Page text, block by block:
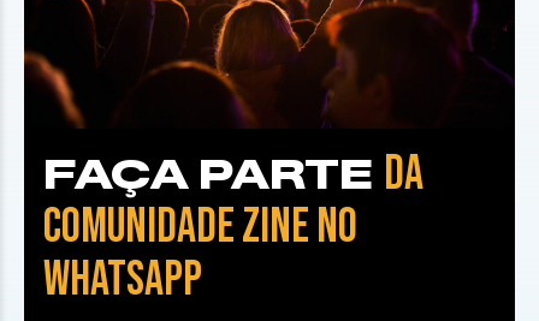
FAÇA PARTE DA
COMUNIDADE ZINE NO
WHATSAPP